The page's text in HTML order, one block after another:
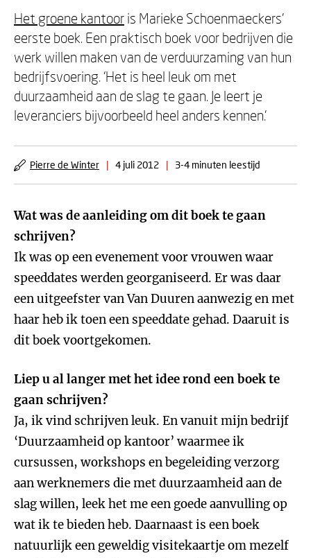
Het groene kantoor is Marieke Schoenmaeckers’
eerste boek. Een praktisch boek voor bedrijven die
werk willen maken van de verduurzaming van hun
bedrijfsvoering. ‘Het is heel leuk om met
duurzaamheid aan de slag te gaan. Je leert je
leveranciers bijvoorbeeld heel anders kennen.’
Pierre de Winter | 4 juli 2012 | 3-4 minuten leestijd
Wat was de aanleiding om dit boek te gaan
schrijven?
Ik was op een evenement voor vrouwen waar
speeddates werden georganiseerd. Er was daar
een uitgeefster van Van Duuren aanwezig en met
haar heb ik toen een speeddate gehad. Daaruit is
dit boek voortgekomen.
Liep u al langer met het idee rond een boek te
gaan schrijven?
Ja, ik vind schrijven leuk. En vanuit mijn bedrijf
‘Duurzaamheid op kantoor’ waarmee ik
cursussen, workshops en begeleiding verzorg
aan werknemers die met duurzaamheid aan de
slag willen, leek het me een goede aanvulling op
wat ik te bieden heb. Daarnaast is een boek
natuurlijk een geweldig visitekaartje om mezelf